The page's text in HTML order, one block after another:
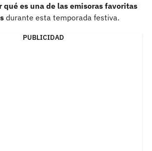
qué es una de las emisoras favoritas
durante esta temporada festiva.
PUBLICIDAD